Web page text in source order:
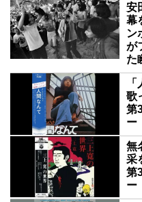
安
幕
ン
が
た
歌
第
ー
無
采
第
ー